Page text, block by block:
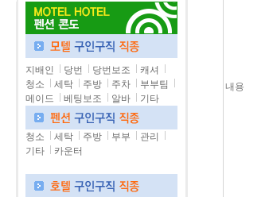
지배인 당번 당번보조
캐셔
청소
세탁 주방 주차
부부팀
메이드
베팅보조 알바 기타
청소 세탁 주방 부부
관리
기타
카운터
내용